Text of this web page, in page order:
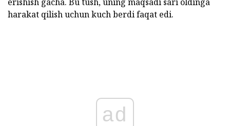
harakat qilish uchun kuch berdi faqat edi.
ad